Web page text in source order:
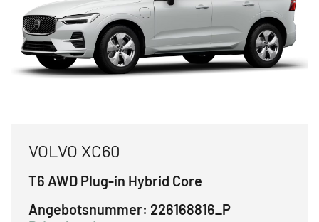
VOLVO XC60
T6 AWD Plug-in Hybrid Core
Angebotsnummer: 226168816_P